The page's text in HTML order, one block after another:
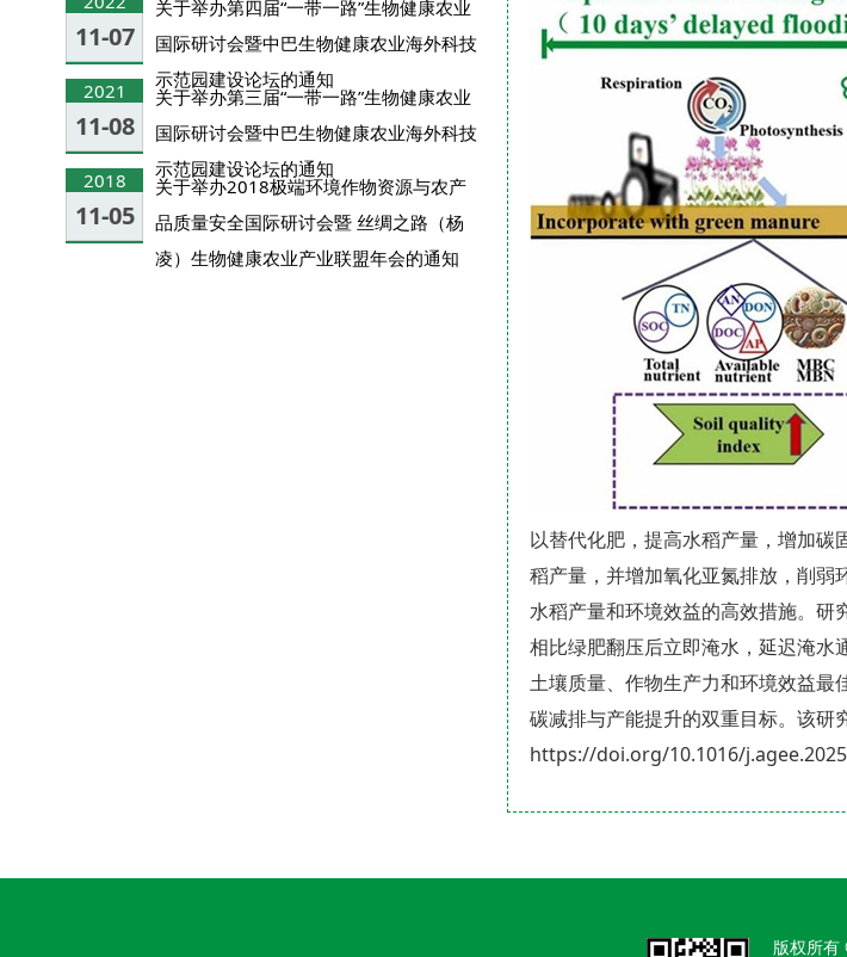
11-07
关于举办第四届“一带一路”生物健康农业
国际研讨会暨中巴生物健康农业海外科技
示范园建设论坛的通知
2021
11-08
关于举办第三届“一带一路”生物健康农业
国际研讨会暨中巴生物健康农业海外科技
示范园建设论坛的通知
2018
11-05
关于举办2018极端环境作物资源与农产
品质量安全国际研讨会暨 丝绸之路（杨
凌）生物健康农业产业联盟年会的通知
以替代化肥，提高水稻产量，增加
稻产量，并增加氧化亚氮排放，削弱
水稻产量和环境效益的高效措施。研
相比绿肥翻压后立即淹水，延迟淹水
土壤质量、作物生产力和环境效益最
碳减排与产能提升的双重目标。该研
https://doi.org/10.1016/
版权所有